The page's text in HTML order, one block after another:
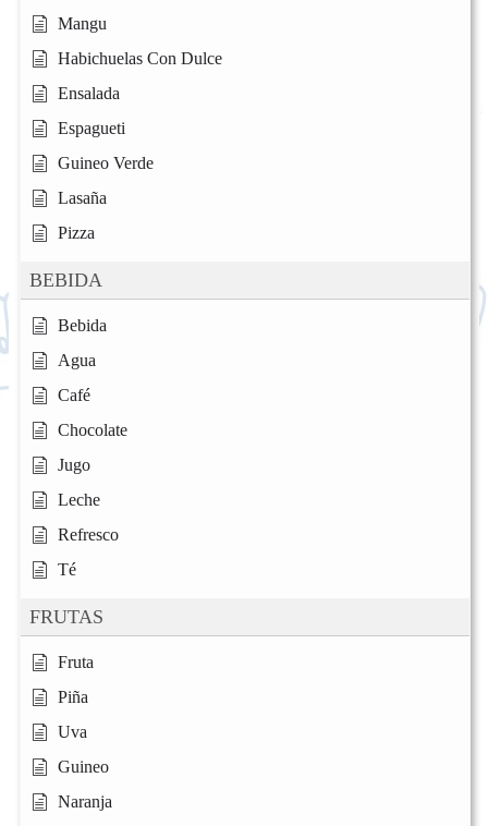
Mangu
Habichuelas Con Dulce
Ensalada
Espagueti
Guineo Verde
Lasaña
Pizza
BEBIDA
Bebida
Agua
Café
Chocolate
Jugo
Leche
Refresco
Té
FRUTAS
Fruta
Piña
Uva
Guineo
Naranja